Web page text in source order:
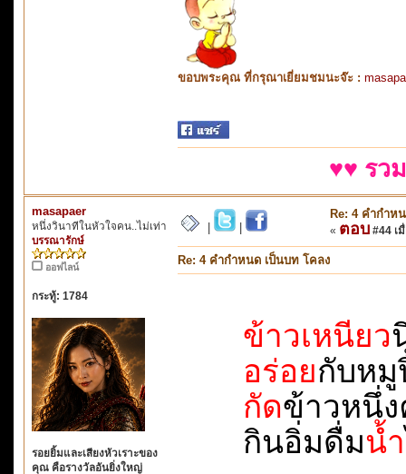
ขอบพระคุณ ที่กรุณาเยี่ยมชมนะจ๊ะ :
♥♥ รว
masapaer
หนึ่งวินาทีในหัวใจคน..ไม่เท่า
บรรณารักษ์
ออฟไลน์
กระทู้: 1784
รอยยิ้มและเสียงหัวเราะของ
คุณ คือรางวัลอันยิ่งใหญ่
Re: 4 คำกำห
« ตอบ #44 เ
Re: 4 คำกำหนด เป็นบท โคลง
ข้าวเหนียว
อร่อยกับหมู
กัดข้าวหนึ่ง
กินอิ่มดื่มน้ำ